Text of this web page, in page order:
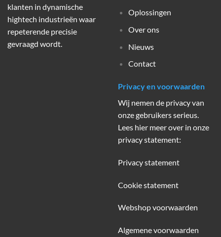
klanten in dynamische
hightech industrieën waar
repeterende precisie
gevraagd wordt.
Oplossingen
Over ons
Nieuws
Contact
Privacy en voorwaarden
Wij nemen de privacy van
onze gebruikers serieus.
Lees hier meer over in onze
privacy statement:
Privacy statement
Cookie statement
Webshop voorwaarden
Algemene voorwaarden